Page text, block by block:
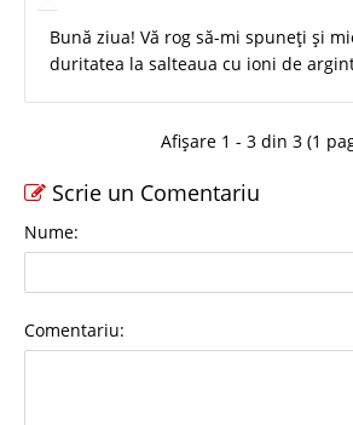
Bună ziua! Vă rog să-mi spuneți și
duritatea la salteaua cu ioni de
Afișare 1 - 3 din 3 (1
Scrie un Comentariu
Nume:
Comentariu: